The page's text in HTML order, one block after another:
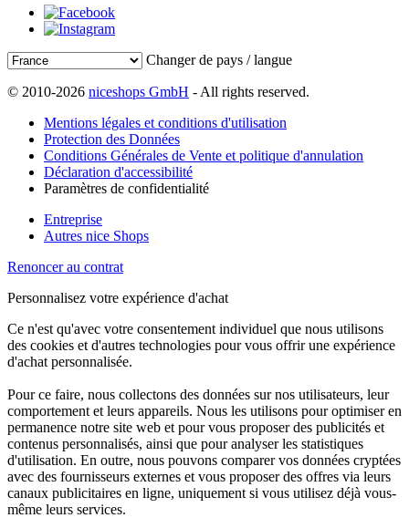
Changer de pays / langue
© 2010-2026 niceshops GmbH - All rights reserved.
Mentions légales et conditions d'utilisation
Protection des Données
Conditions Générales de Vente et politique d'annulation
Déclaration d'accessibilité
Paramètres de confidentialité
Entreprise
Autres nice Shops
Renoncer au contrat
Personnalisez votre expérience d'achat
Ce n'est qu'avec votre consentement individuel que nous utilisons
des cookies et d'autres technologies pour vous offrir une expérience
d'achat personnalisée.
Pour ce faire, nous collectons des données sur nos utilisateurs, leur
comportement et leurs appareils. Nous les utilisons pour optimiser en
permanence notre site web et pour vous proposer des publicités et
contenus personnalisés, ainsi que pour analyser les statistiques
d'utilisation. En outre, nous pouvons comparer vos données cryptées
avec des fournisseurs externes et vous proposer des offres via leurs
canaux publicitaires en ligne, uniquement si vous utilisez déjà vous-
même leurs services.